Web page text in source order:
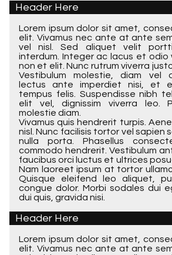
Header Here
Lorem ipsum dolor sit amet,
elit. Vivamus nec ante at ante
vel nisl. Sed aliquet velit
interdum. Integer ac lacus et
non et elit. Nunc rutrum viverra
Vestibulum molestie, diam vel
lectus ante imperdiet nisi, et
tempus felis. Suspendisse nibh
elit vel, dignissim viverra leo.
molestie diam.
Vivamus quis hendrerit turpis.
nisl. Nunc facilisis tortor vel sapien
nulla porta. Phasellus
commodo hendrerit. Vestibulum
faucibus orci luctus et ultrices
Nam laoreet ipsum at tortor
Quisque eleifend leo aliquet,
congue dolor. Morbi sodales dui
dui quis, gravida nisi.
Header Here
Lorem ipsum dolor sit amet,
elit. Vivamus nec ante at ante